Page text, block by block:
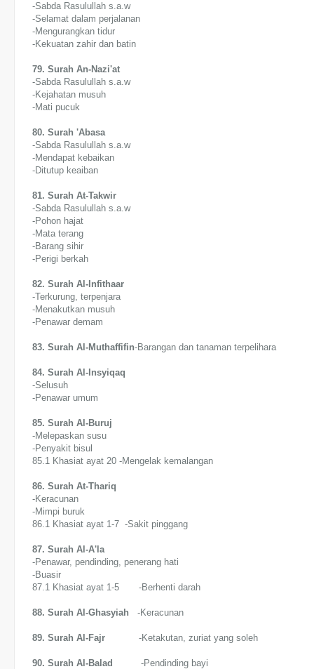
-Sabda Rasulullah s.a.w
-Selamat dalam perjalanan
-Mengurangkan tidur
-Kekuatan zahir dan batin
79. Surah An-Nazi'at
-Sabda Rasulullah s.a.w
-Kejahatan musuh
-Mati pucuk
80. Surah 'Abasa
-Sabda Rasulullah s.a.w
-Mendapat kebaikan
-Ditutup keaiban
81. Surah At-Takwir
-Sabda Rasulullah s.a.w
-Pohon hajat
-Mata terang
-Barang sihir
-Perigi berkah
82. Surah Al-Infithaar
-Terkurung, terpenjara
-Menakutkan musuh
-Penawar demam
83. Surah Al-Muthaffifin-Barangan dan tanaman terpelihara
84. Surah Al-Insyiqaq
-Selusuh
-Penawar umum
85. Surah Al-Buruj
-Melepaskan susu
-Penyakit bisul
85.1 Khasiat ayat 20 -Mengelak kemalangan
86. Surah At-Thariq
-Keracunan
-Mimpi buruk
86.1 Khasiat ayat 1-7 -Sakit pinggang
87. Surah Al-A'la
-Penawar, pendinding, penerang hati
-Buasir
87.1 Khasiat ayat 1-5 -Berhenti darah
88. Surah Al-Ghasyiah -Keracunan
89. Surah Al-Fajr -Ketakutan, zuriat yang soleh
90. Surah Al-Balad
-Pendinding bayi